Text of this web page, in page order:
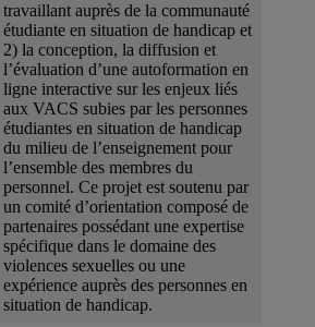
travaillant auprès de la communauté
étudiante en situation de handicap et
2) la conception, la diffusion et
l’évaluation d’une autoformation en
ligne interactive sur les enjeux liés
aux VACS subies par les personnes
étudiantes en situation de handicap
du milieu de l’enseignement pour
l’ensemble des membres du
personnel. Ce projet est soutenu par
un comité d’orientation composé de
partenaires possédant une expertise
spécifique dans le domaine des
violences sexuelles ou une
expérience auprès des personnes en
situation de handicap.